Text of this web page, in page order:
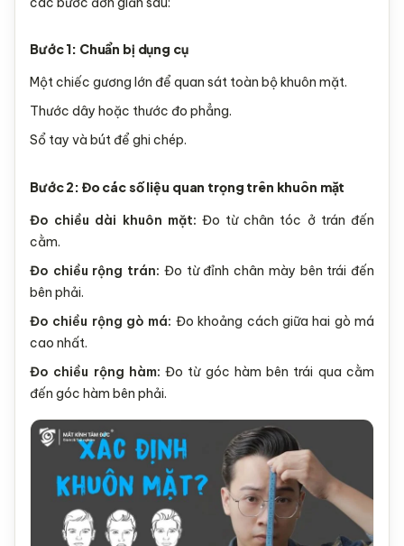
Bước 1: Chuẩn bị dụng cụ
Một chiếc gương lớn để quan sát toàn bộ khuôn mặt.
Thước dây hoặc thước đo phẳng.
Sổ tay và bút để ghi chép.
Bước 2: Đo các số liệu quan trọng trên khuôn mặt
Đo chiều dài khuôn mặt: Đo từ chân tóc ở trán đến
cằm.
Đo chiều rộng trán: Đo từ đỉnh chân mày bên trái đến
bên phải.
Đo chiều rộng gò má: Đo khoảng cách giữa hai gò má
cao nhất.
Đo chiều rộng hàm: Đo từ góc hàm bên trái qua cằm
đến góc hàm bên phải.